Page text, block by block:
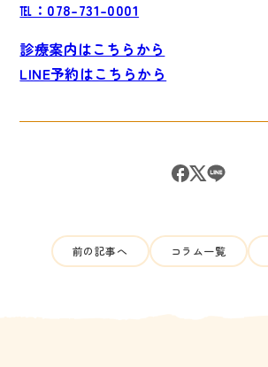
℡：078-731-0001
診療案内はこちらから
LINE予約はこちらから
前の記事へ コラム一覧